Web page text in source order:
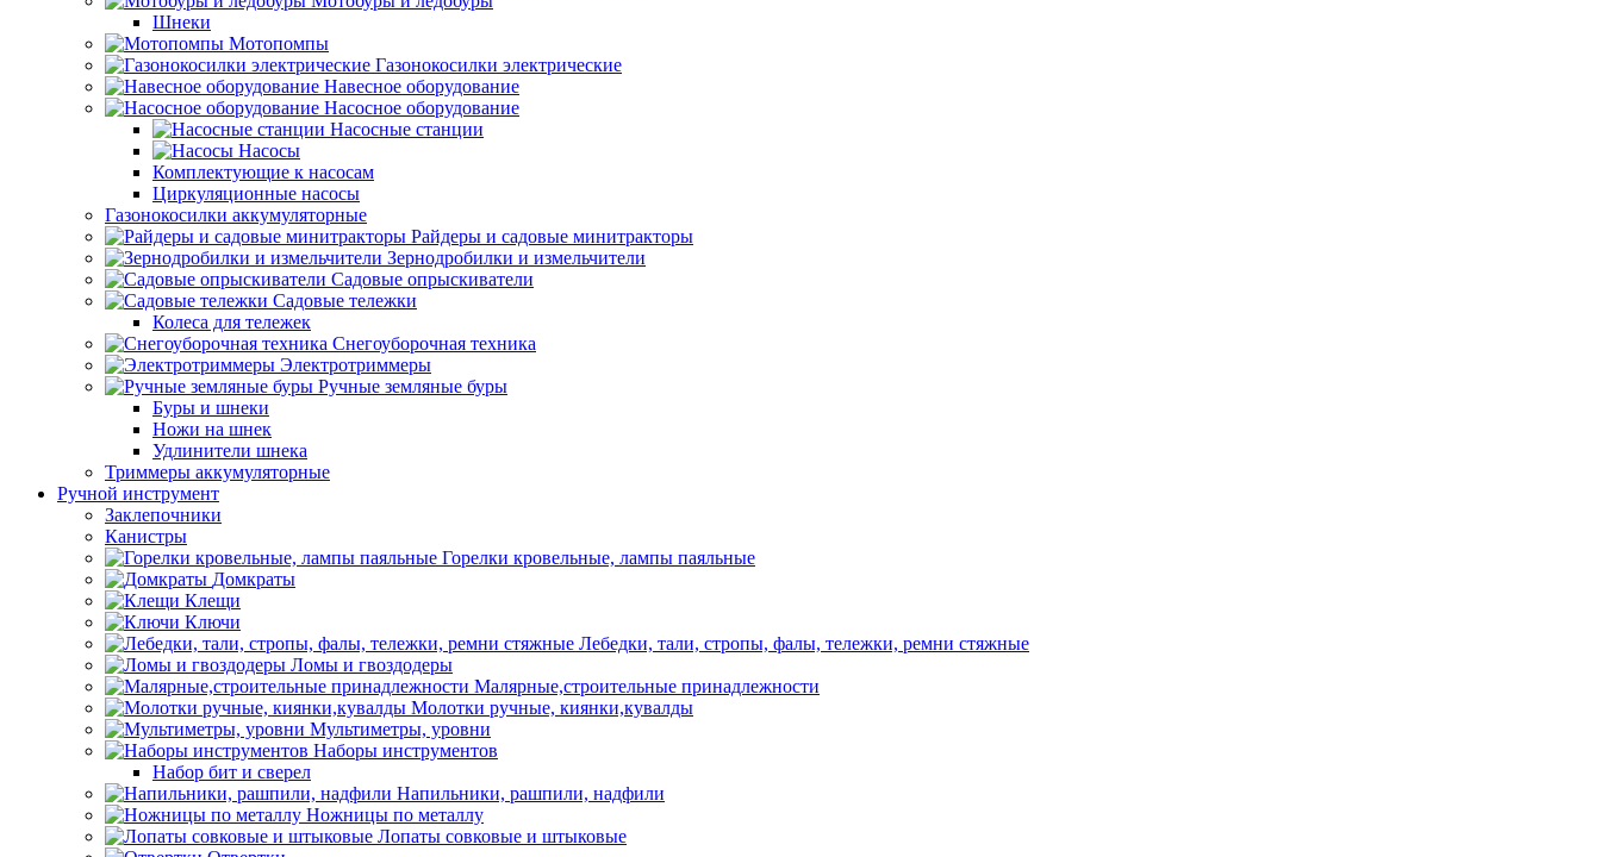
Шнеки
Мотопомпы
Газонокосилки электрические
Навесное оборудование
Насосное оборудование
Насосные станции
Насосы
Комплектующие к насосам
Циркуляционные насосы
Газонокосилки аккумуляторные
Райдеры и садовые минитракторы
Зернодробилки и измельчители
Садовые опрыскиватели
Садовые тележки
Колеса для тележек
Снегоуборочная техника
Электротриммеры
Ручные земляные буры
Буры и шнеки
Ножи на шнек
Удлинители шнека
Триммеры аккумуляторные
Ручной инструмент
Заклепочники
Канистры
Горелки кровельные, лампы паяльные
Домкраты
Клещи
Ключи
Лебедки, тали, стропы, фалы, тележки, ремни стяжные
Ломы и гвоздодеры
Малярные,строительные принадлежности
Молотки ручные, киянки,кувалды
Мультиметры, уровни
Наборы инструментов
Набор бит и сверел
Напильники, рашпили, надфили
Ножницы по металлу
Лопаты совковые и штыковые